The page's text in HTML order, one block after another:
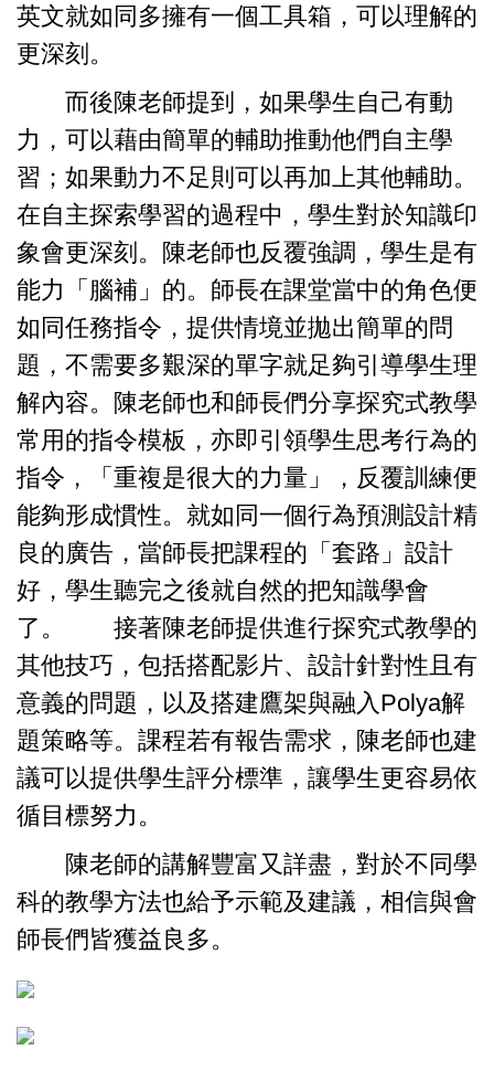
英文就如同多擁有一個工具箱，可以理解的
更深刻。
而後陳老師提到，如果學生自己有動
力，可以藉由簡單的輔助推動他們自主學
習；如果動力不足則可以再加上其他輔助。
在自主探索學習的過程中，學生對於知識印
象會更深刻。 陳老師也反覆強調，學生是有
能力「腦補」的。師長在課堂當中的角色便
如同任務指令，提供情境並拋出簡單的問
題，不需要多艱深的單字就足夠引導學生理
解內容。 陳老師也和師長們分享探究式教學
常用的指令模板，亦即引領學生思考行為的
指令，「重複是很大的力量」，反覆訓練便
能夠形成慣性。就如同一個行為預測設計精
良的廣告，當師長把課程的「套路」設計
好，學生聽完之後就自然的把知識學會
了。
接著陳老師提供進行探究式教學的
其他技巧，包括搭配影片、設計針對性且有
意義的問題，以及搭建鷹架與融入Polya解
題策略等。課程若有報告需求，陳老師也建
議可以提供學生評分標準，讓學生更容易依
循目標努力。
陳老師的講解豐富又詳盡，對於不同學
科的教學方法也給予示範及建議，相信與會
師長們皆獲益良多。